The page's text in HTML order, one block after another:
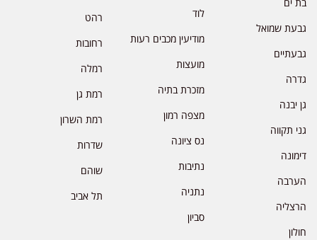
גבעת שמואל
גבעתיים
גדרה
גן יבנה
גני תקווה
דימונה
הערבה
הרצליה
חולון
לוד
מודיעין מכבים רעות
מועצות
מזכרת בתיה
מצפה רמון
נס ציונה
נתיבות
נתניה
סביון
רהט
רחובות
רמלה
רמת גן
רמת השרון
שדרות
שוהם
תל אביב